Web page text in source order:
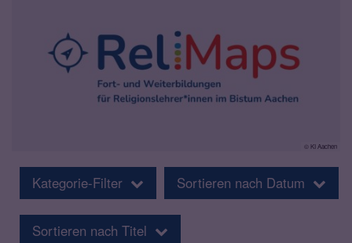
© KI Aachen
Kategorie-Filter Sortieren nach Datum
Sortieren nach Titel